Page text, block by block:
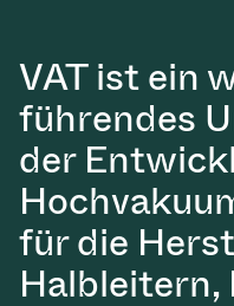
VAT ist ein
führendes
der
für die
Halbleitern,